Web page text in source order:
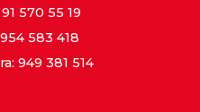
570 55 19
583 418
949 381 514